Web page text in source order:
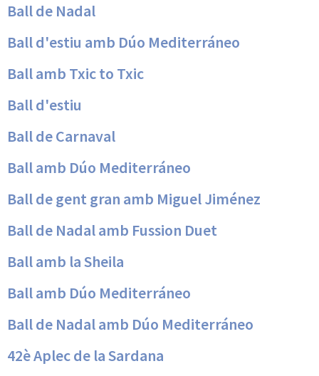
Ball de Nadal
Ball d'estiu amb Dúo Mediterráneo
Ball amb Txic to Txic
Ball d'estiu
Ball de Carnaval
Ball amb Dúo Mediterráneo
Ball de gent gran amb Miguel Jiménez
Ball de Nadal amb Fussion Duet
Ball amb la Sheila
Ball amb Dúo Mediterráneo
Ball de Nadal amb Dúo Mediterráneo
42è Aplec de la Sardana